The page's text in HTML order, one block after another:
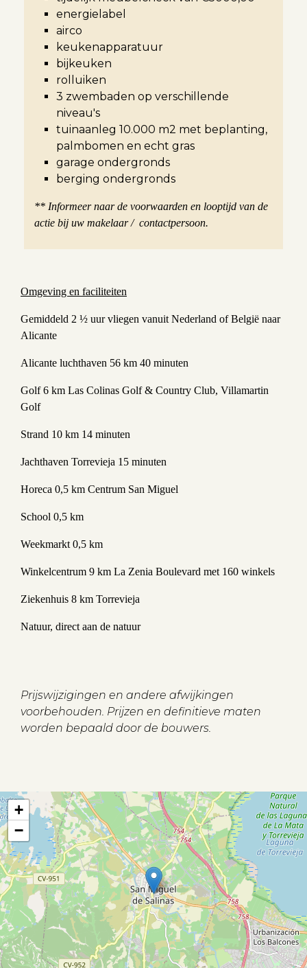
Aanbod
Huurwoningen
Verkocht
Verhuurd
Diensten
Verkopen
energielabel
airco
keukenapparatuur
bijkeuken
rolluiken
3 zwembaden op verschillende
niveau's
tuinaanleg 10.000 m2 met beplanting,
palmbomen en echt gras
garage ondergronds
berging ondergronds
** Informeer naar de voorwaarden en looptijd van de
actie bij uw makelaar / contactpersoon.
Omgeving en faciliteiten
Gemiddeld 2 ½ uur vliegen vanuit Nederland of België naar
Alicante
Alicante luchthaven 56 km 40 minuten
Golf 6 km Las Colinas Golf & Country Club, Villamartin
Golf
Strand 10 km 14 minuten
Jachthaven Torrevieja 15 minuten
Horeca 0,5 km Centrum San Miguel
School 0,5 km
Weekmarkt 0,5 km
Winkelcentrum 9 km La Zenia Boulevard met 160 winkels
Ziekenhuis 8 km Torrevieja
Natuur, direct aan de natuur
Prijswijzigingen en andere afwijkingen
voorbehouden. Prijzen en definitieve maten
worden bepaald door de bouwers.
+
−